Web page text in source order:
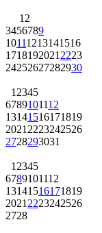
1 2
3456789
10111213141516
1718192021 2223
24252627282930
1 2345
6789101112
13141516171819
2021 2223242526
2728293031
1 2345
6789101112
13141516171819
2021 2223242526
2728